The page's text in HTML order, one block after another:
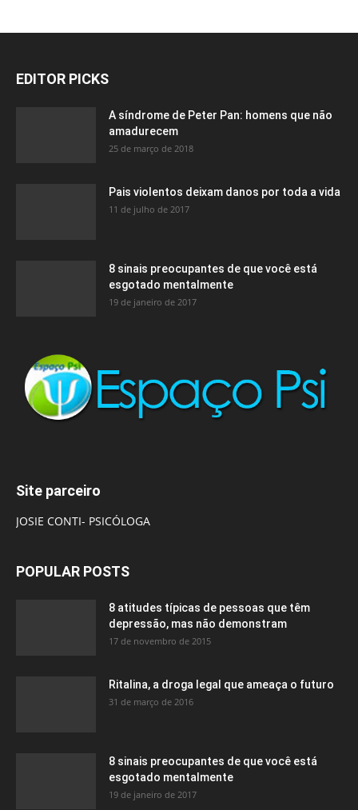
EDITOR PICKS
A síndrome de Peter Pan: homens que não
amadurecem
25 de março de 2018
Pais violentos deixam danos por toda a vida
11 de julho de 2017
8 sinais preocupantes de que você está
esgotado mentalmente
19 de janeiro de 2017
Site parceiro
JOSIE CONTI- PSICÓLOGA
POPULAR POSTS
8 atitudes típicas de pessoas que têm
depressão, mas não demonstram
17 de novembro de 2015
Ritalina, a droga legal que ameaça o futuro
31 de março de 2016
8 sinais preocupantes de que você está
esgotado mentalmente
19 de janeiro de 2017